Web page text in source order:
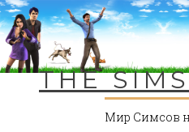
Skip
to
content
THE
Мир Симсов